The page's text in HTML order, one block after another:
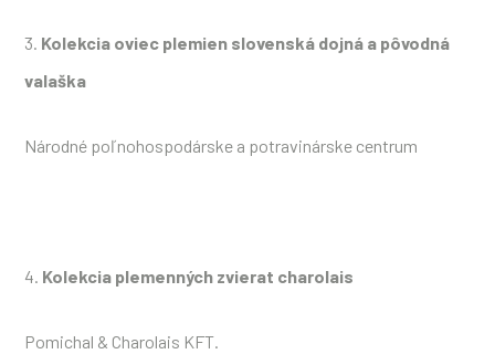
3. Kolekcia oviec plemien slovenská dojná a pôvodná
valaška
Národné poľnohospodárske a potravinárske centrum
4. Kolekcia plemenných zvierat charolais
Pomichal & Charolais KFT.